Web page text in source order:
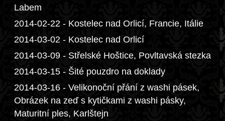
Labem
2014-02-22 - Kostelec nad Orlicí, Francie, Itálie
2014-03-02 - Kostelec nad Orlicí
2014-03-09 - Střelské Hoštice, Povltavská stezka
2014-03-15 - Šité pouzdro na doklady
2014-03-16 - Velikonoční přání z washi pásek,
Obrázek na zeď s kytičkami z washi pásky,
Maturitní ples, Karlštejn